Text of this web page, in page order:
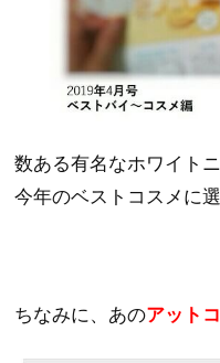
数ある有名なホワイト
今年のベストコスメに
ちなみに、あのアット